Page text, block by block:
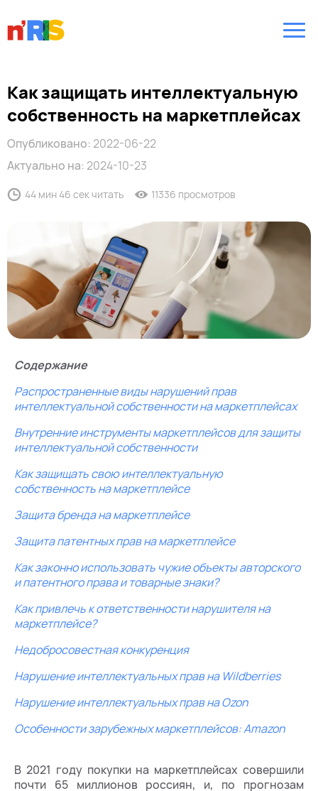
Как защищать интеллектуальную
собственность на маркетплейсах
Опубликовано: 2022-06-22
Актуально на: 2024-10-23
44 мин 46 сек читать 11336 просмотров
Содержание
Распространенные виды нарушений прав
интеллектуальной собственности на маркетплейсах
Внутренние инструменты маркетплейсов для защиты
интеллектуальной собственности
Как защищать свою интеллектуальную
собственность на маркетплейсе
Защита бренда на маркетплейсе
Защита патентных прав на маркетплейсе
Как законно использовать чужие объекты авторского
и патентного права и товарные знаки?
Как привлечь к ответственности нарушителя на
маркетплейсе?
Недобросовестная конкуренция
Нарушение интеллектуальных прав на Wildberries
Нарушение интеллектуальных прав на Ozon
Особенности зарубежных маркетплейсов: Amazon
В 2021 году покупки на маркетплейсах совершили
почти 65 миллионов россиян, и, по прогнозам